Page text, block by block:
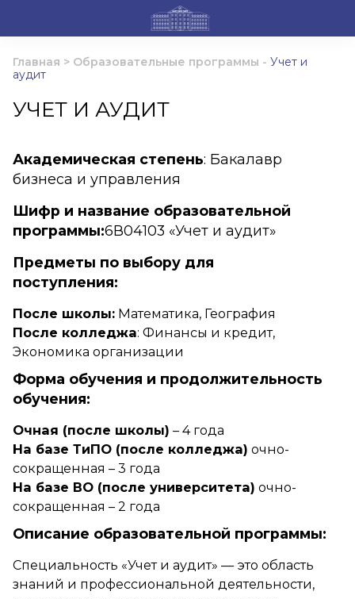
Главная > Образовательные программы - Учет и
аудит
УЧЕТ И АУДИТ
Академическая степень: Бакалавр
бизнеса и управления
Шифр и название образовательной
программы:6В04103 «Учет и аудит»
Предметы по выбору для
поступления:
После школы: Математика, География
После колледжа: Финансы и кредит,
Экономика организации
Форма обучения и продолжительность
обучения:
Очная (после школы) – 4 года
На базе ТиПО (после колледжа) очно-
сокращенная – 3 года
На базе ВО (после университета) очно-
сокращенная – 2 года
Описание образовательной программы:
Специальность «Учет и аудит» — это область
знаний и профессиональной деятельности,